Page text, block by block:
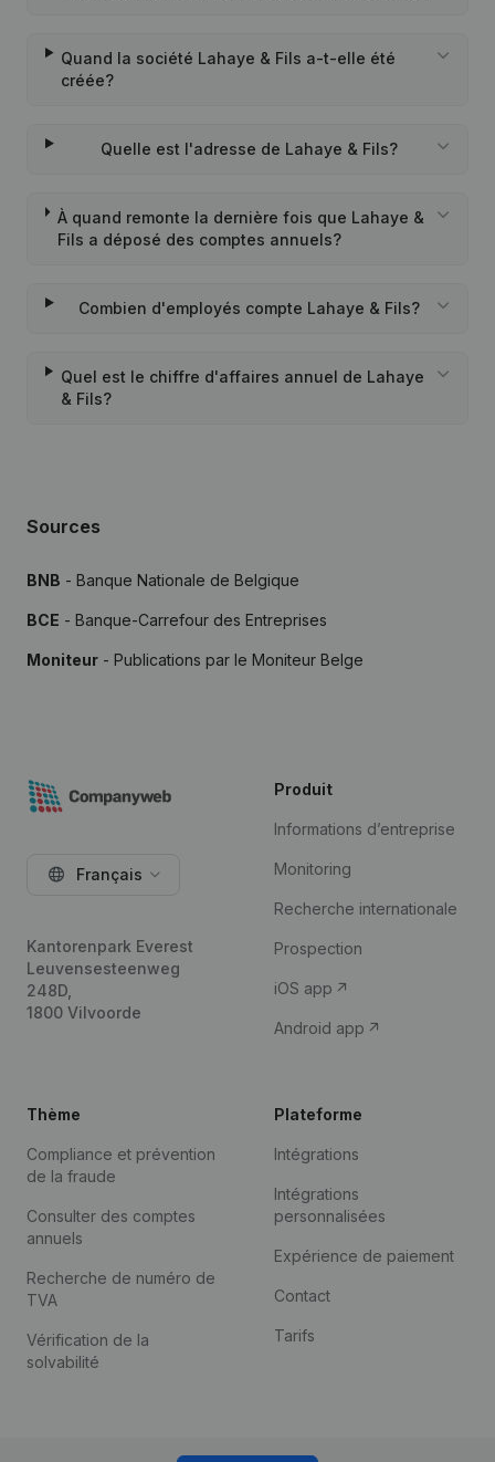
Quand la société Lahaye & Fils a-t-elle été
créée?
Quelle est l'adresse de Lahaye & Fils?
À quand remonte la dernière fois que Lahaye &
Fils a déposé des comptes annuels?
Combien d'employés compte Lahaye & Fils?
Quel est le chiffre d'affaires annuel de Lahaye
& Fils?
Sources
BNB - Banque Nationale de Belgique
BCE - Banque-Carrefour des Entreprises
Moniteur - Publications par le Moniteur Belge
Français
Kantorenpark Everest
Leuvensesteenweg
248D,
1800 Vilvoorde
Produit
Informations d’entreprise
Monitoring
Recherche internationale
Prospection
iOS app
Android app
Thème
Compliance et prévention
de la fraude
Consulter des comptes
annuels
Recherche de numéro de
TVA
Vérification de la
solvabilité
Plateforme
Intégrations
Intégrations
personnalisées
Expérience de paiement
Contact
Tarifs